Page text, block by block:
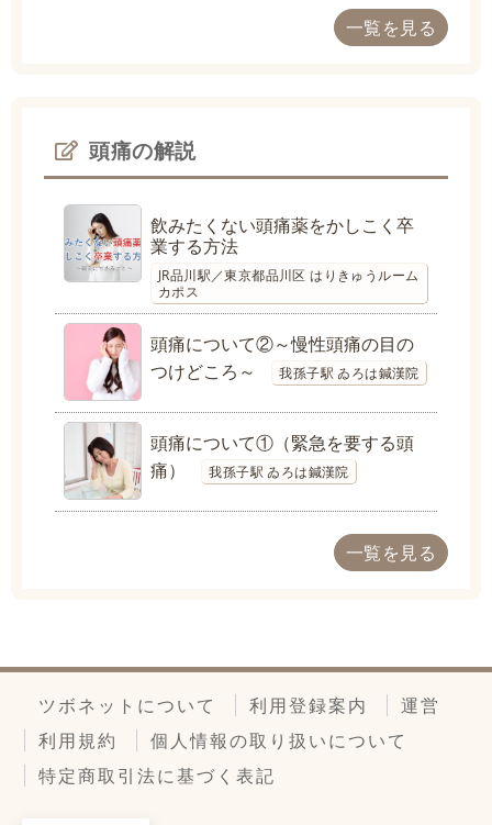
一覧を見る
頭痛の解説
飲みたくない頭痛薬をかしこく卒
業する方法
JR品川駅／東京都品川区 はりきゅうルーム
カポス
頭痛について②～慢性頭痛の目の
つけどころ～
我孫子駅 ゐろは鍼漢院
頭痛について①（緊急を要する頭
痛）
我孫子駅 ゐろは鍼漢院
一覧を見る
ツボネットについて 利用登録案内
運営
利用規約
個人情報の取り扱いについて
特定商取引法に基づく表記